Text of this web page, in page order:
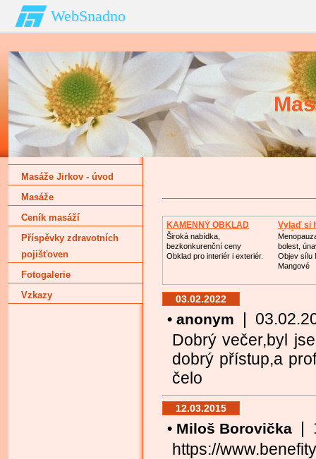
WebSnadno
KAMENNÝ OBKLAD
Široká nabídka,
bezkonkurenční ceny
Obklad pro interiér i exteriér.
Vylaď si
léků
bolest,
Objev sílu
Mangové
03.02.2022
• anonym |
Dobrý večer,byl
dobrý přístup,a
čelo
12.03.2015
• Miloš Borovička |
https://
Masáže Jirkov - úvod
Masáže
Ceník masáží
Příspěvky zdravotních
pojišťoven
Fotogalerie
Vzkazy